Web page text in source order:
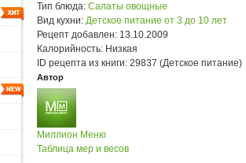
Тип блюда: Салаты овощные
Вид кухни: Детское питание от 3 до 10 лет
Рецепт добавлен: 13.10.2009
Калорийность: Низкая
ID рецепта из книги: 29837 (Детское питание)
Автор
Миллион Меню
Таблица мер и весов